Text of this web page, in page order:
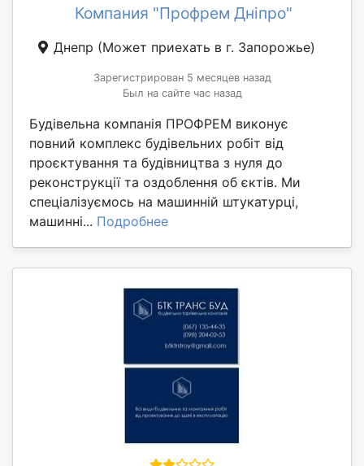
Компания "Профрем Дніпро"
Днепр (Может приехать в г. Запорожье)
Зарегистрирован 5 месяцев назад
Был на сайте час назад
Будівельна компанія ПРОФРЕМ виконує
повний комплекс будівельних робіт від
проєктування та будівництва з нуля до
реконструкції та оздоблення об єктів. Ми
спеціалізуємось на машинній штукатурці,
машинні... Подробнее